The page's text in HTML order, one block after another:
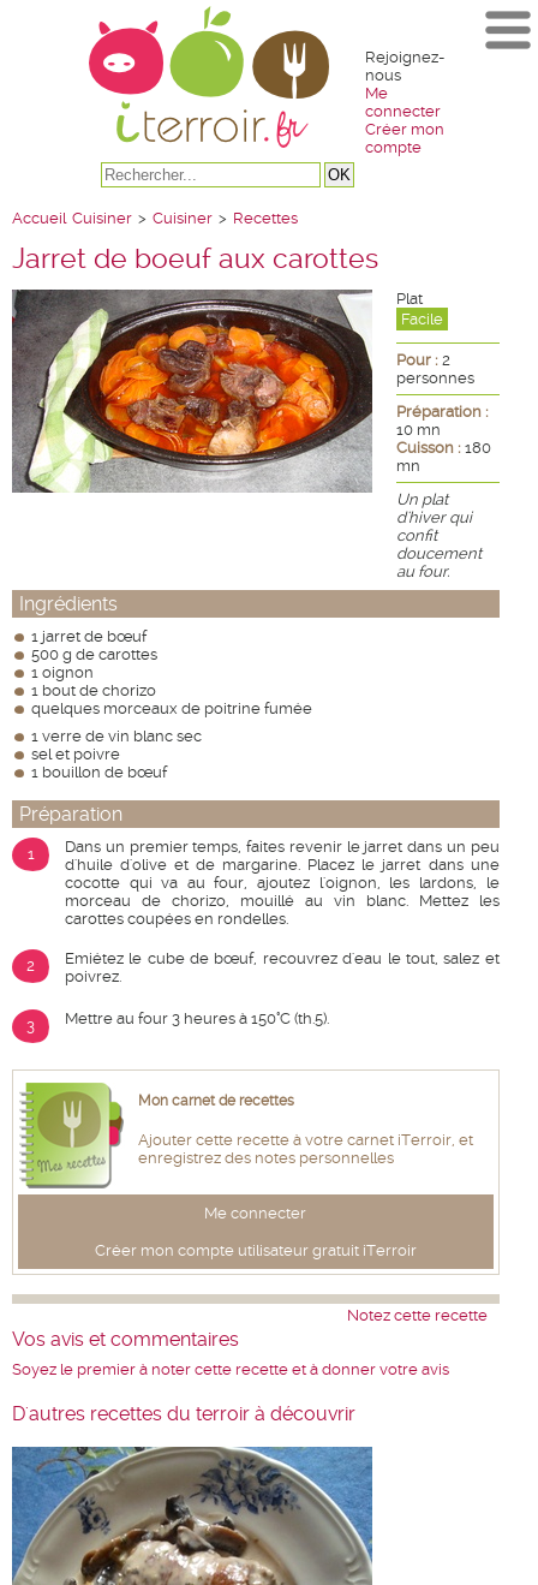
Rejoignez-
nous
Me
connecter
Créer mon
compte
Accueil Cuisiner > Cuisiner > Recettes
Jarret de boeuf aux carottes
Plat
Facile
Pour : 2
personnes
Préparation :
10 mn
Cuisson : 180
mn
Un plat
d'hiver qui
confit
doucement
au four.
Ingrédients
1 jarret de bœuf
500 g de carottes
1 oignon
1 bout de chorizo
quelques morceaux de poitrine fumée
1 verre de vin blanc sec
sel et poivre
1 bouillon de bœuf
Préparation
1
Dans un premier temps, faites revenir le jarret dans un peu
d'huile d'olive et de margarine. Placez le jarret dans une
cocotte qui va au four, ajoutez l'oignon, les lardons, le
morceau de chorizo, mouillé au vin blanc. Mettez les
carottes coupées en rondelles.
2
Emiétez le cube de bœuf, recouvrez d'eau le tout, salez et
poivrez.
3 Mettre au four 3 heures à 150°C (th.5).
Mon carnet de recettes
Ajouter cette recette à votre carnet iTerroir, et
enregistrez des notes personnelles
Me connecter
Créer mon compte utilisateur gratuit iTerroir
Notez cette recette
Vos avis et commentaires
Soyez le premier à noter cette recette et à donner votre avis
D'autres recettes du terroir à découvrir